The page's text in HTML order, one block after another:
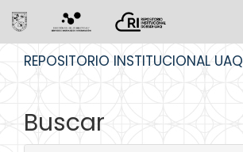
REPOSITORIO INSTITUCIONAL UAQ
Buscar